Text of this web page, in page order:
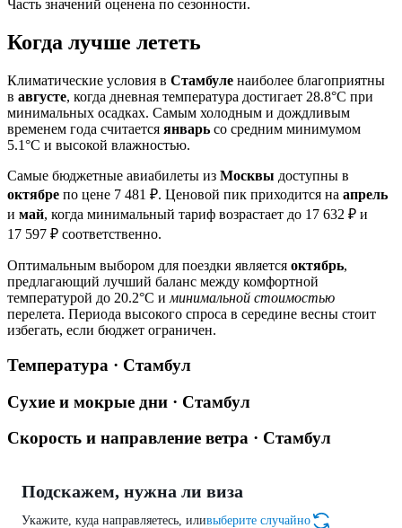
Часть значений оценена по сезонности.
Когда лучше лететь
Климатические условия в Стамбуле наиболее благоприятны
в августе, когда дневная температура достигает 28.8°C при
минимальных осадках. Самым холодным и дождливым
временем года считается январь со средним минимумом
5.1°C и высокой влажностью.
Самые бюджетные авиабилеты из Москвы доступны в
октябре по цене 7 481 ₽. Ценовой пик приходится на апрель
и май, когда минимальный тариф возрастает до 17 632 ₽ и
17 597 ₽ соответственно.
Оптимальным выбором для поездки является октябрь,
предлагающий лучший баланс между комфортной
температурой до 20.2°C и минимальной стоимостью
перелета. Периода высокого спроса в середине весны стоит
избегать, если бюджет ограничен.
Температура · Стамбул
Сухие и мокрые дни · Стамбул
Скорость и направление ветра · Стамбул
Подскажем, нужна ли виза
Укажите, куда направляетесь, иливыберите случайно